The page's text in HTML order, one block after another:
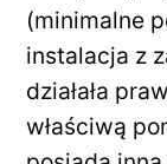
(minimalne
instalacja z
działała
właściwą